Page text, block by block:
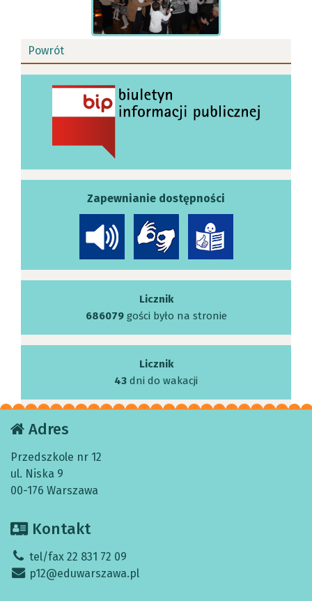
Powrót
Zapewnianie dostępności
Licznik
686079gości było na stronie
Licznik
43 dni do wakacji
Adres
Przedszkole nr 12
ul. Niska 9
00-176 Warszawa
Kontakt
tel/fax 22 831 72 09
p12@eduwarszawa.pl